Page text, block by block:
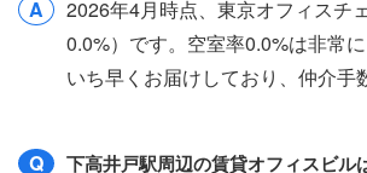
A
2026年4月時点、東京オフィスチ
0.0%）です。空室率0.0%は非常
いち早くお届けしており、仲介手
Q 下高井戸駅周辺の賃貸オフィスビ